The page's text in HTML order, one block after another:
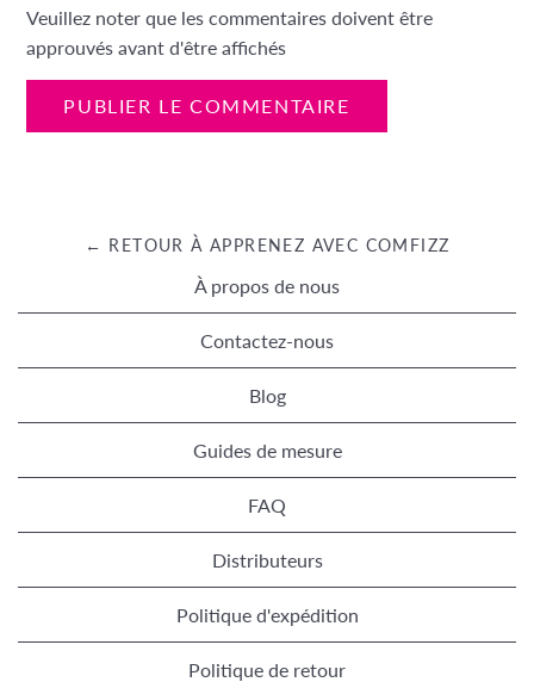
Veuillez noter que les commentaires doivent être
approuvés avant d'être affichés
← RETOUR À APPRENEZ AVEC COMFIZZ
À propos de nous
Contactez-nous
Blog
Guides de mesure
FAQ
Distributeurs
Politique d'expédition
Politique de retour